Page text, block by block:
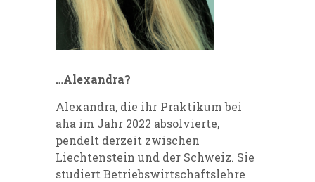
…Alexandra?
Alexandra, die ihr Praktikum bei
aha im Jahr 2022 absolvierte,
pendelt derzeit zwischen
Liechtenstein und der Schweiz. Sie
studiert Betriebswirtschaftslehre